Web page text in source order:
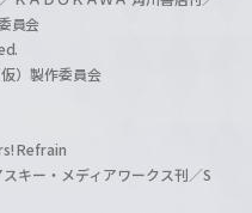
員会
）製作委員会
Refrain
キー・メディアワークス刊／S